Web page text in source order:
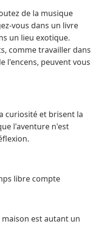
de la musique
vous dans un livre
un lieu exotique.
comme travailler dans
l'encens, peuvent vous
curiosité et brisent la
l'aventure n'est
libre compte
est autant un